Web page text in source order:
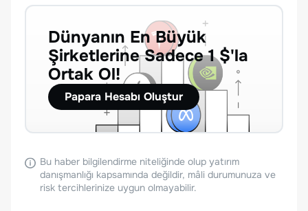
Dünyanın En Büyük
Şirketlerine Sadece 1 $'la
Ortak Ol!
Papara Hesabı Oluştur
Bu haber bilgilendirme niteliğinde olup yatırım
danışmanlığı kapsamında değildir, mâli durumunuza ve
risk tercihlerinize uygun olmayabilir.